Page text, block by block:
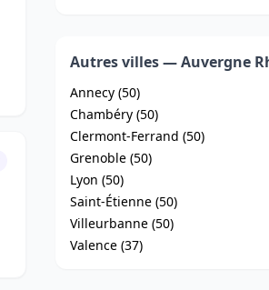
Autres villes — Auvergne
Annecy (50)
Chambéry (50)
Clermont-Ferrand (50)
Grenoble (50)
Lyon (50)
Saint-Étienne (50)
Villeurbanne (50)
Valence (37)